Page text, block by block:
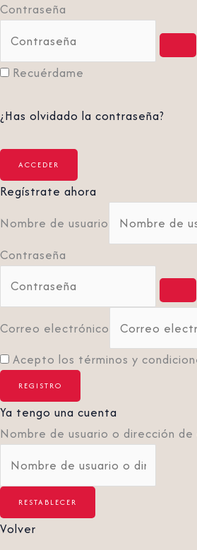
Contraseña
Recuérdame
¿Has olvidado la contraseña?
Regístrate ahora
Nombre de usuario
Contraseña
Correo electrónico
Acepto los términos y
Ya tengo una cuenta
Nombre de usuario o dirección
Volver